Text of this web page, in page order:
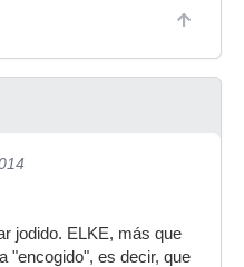
jodido. ELKE, más que
"encogido", es decir, que